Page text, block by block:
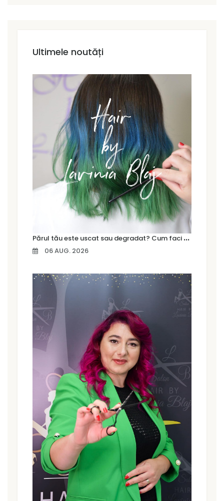
Ultimele noutăți
P
ărul tău este uscat sau degradat? Cum faci diferența și ce tratament are nevoie
06 AUG. 2026